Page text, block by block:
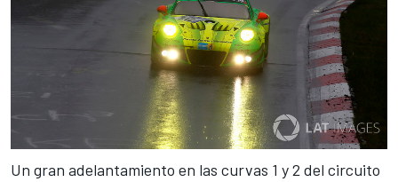
Un gran adelantamiento en las curvas 1 y 2 del circuito